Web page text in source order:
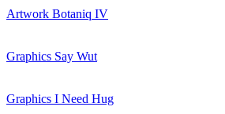
Artwork Botaniq IV
Graphics Say Wut
Graphics I Need Hug